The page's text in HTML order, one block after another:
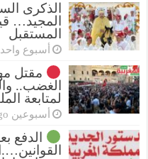
الذكرى
المجيد…
المستقبل
أسبوع واحد ago
مقتل
الغضب..
لمتابعة
أسبوعين ago
الدفع